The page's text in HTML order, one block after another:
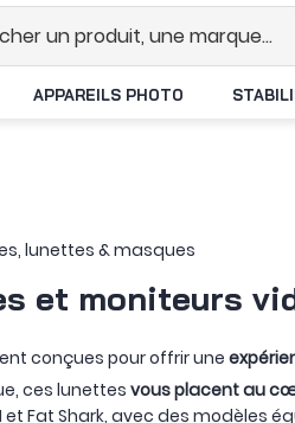
APPAREILS PHOTO
lunettes & masques
et moniteurs
conçues pour offrir une
ces lunettes vous placent au
Fat Shark, avec des modèles